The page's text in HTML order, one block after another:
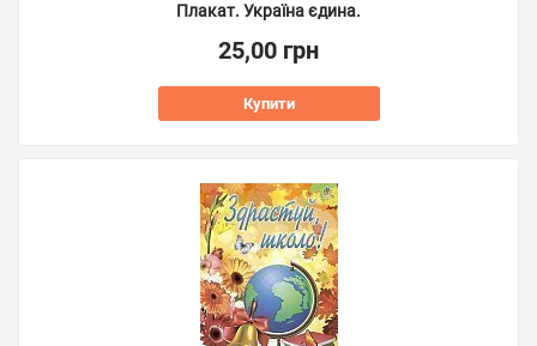
Плакат. Україна єдина.
25,00 грн
Купити